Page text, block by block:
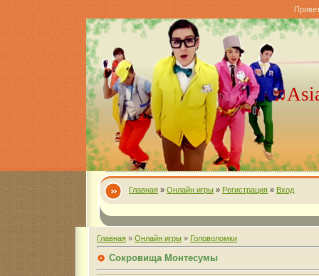
Главная » Онлайн игры » Регистрация » Вход
Главная » Онлайн игры » Головоломки
Сокровища Монтесумы